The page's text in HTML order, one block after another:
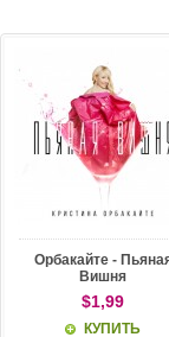
Орбакайте -
Вишня
$1,99
КУПИТЬ